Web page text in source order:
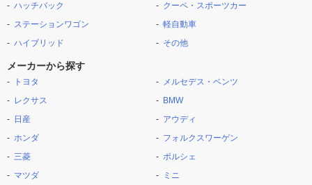
ハッチバック
ステーションワゴン
ハイブリッド
クーペ・スポーツカー
軽自動車
その他
メーカーから探す
トヨタ
レクサス
日産
ホンダ
三菱
マツダ
メルセデス・ベンツ
BMW
アウディ
フォルクスワーゲン
ポルシェ
ミニ